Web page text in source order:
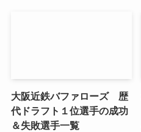
大阪近鉄バファローズ 歴
代ドラフト１位選手の成功
＆失敗選手一覧